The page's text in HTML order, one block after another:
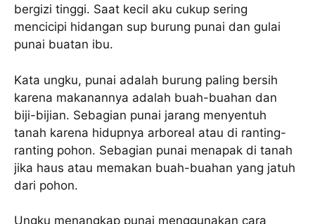
bergizi tinggi. Saat kecil aku cukup sering
mencicipi hidangan sup burung punai dan gulai
punai buatan ibu.
Kata ungku, punai adalah burung paling bersih
karena makanannya adalah buah-buahan dan
biji-bijian. Sebagian punai jarang menyentuh
tanah karena hidupnya arboreal atau di ranting-
ranting pohon. Sebagian punai menapak di tanah
jika haus atau memakan buah-buahan yang jatuh
dari pohon.
Ungku menangkap punai menggunakan cara